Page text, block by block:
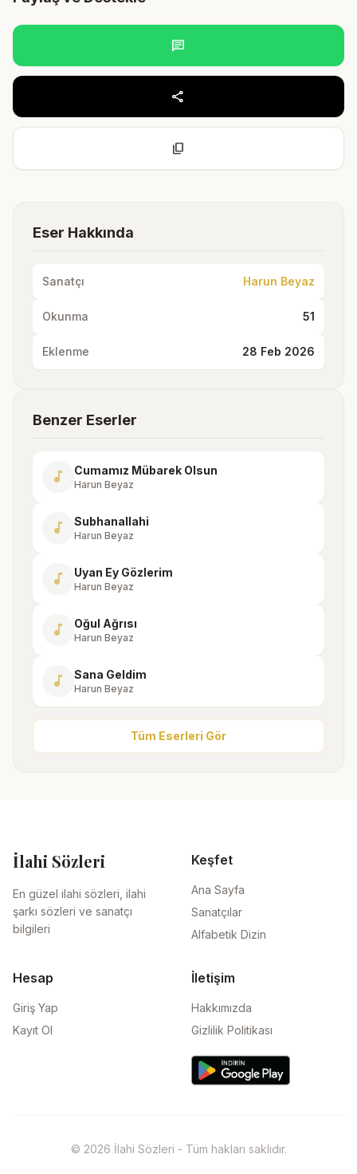
chat
share
content_copy
Eser Hakkında
Sanatçı Harun Beyaz
Okunma 51
Eklenme 28 Feb 2026
Benzer Eserler
music_note Cumamız Mübarek Olsun
Harun Beyaz
music_note Subhanallahi
Harun Beyaz
music_note Uyan Ey Gözlerim
Harun Beyaz
music_note Oğul Ağrısı
Harun Beyaz
music_note Sana Geldim
Harun Beyaz
Tüm Eserleri Gör
İlahi Sözleri
En güzel ilahi sözleri, ilahi
şarkı sözleri ve sanatçı
bilgileri
Keşfet
Ana Sayfa
Sanatçılar
Alfabetik Dizin
Hesap
Giriş Yap
Kayıt Ol
İletişim
Hakkımızda
Gizlilik Politikası
© 2026 İlahi Sözleri - Tüm hakları saklıdır.